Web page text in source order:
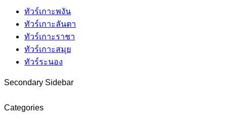
ทัวร์เกาะพงัน
ทัวร์เกาะลันตา
ทัวร์เกาะราชา
ทัวร์เกาะสมุย
ทัวร์ระนอง
Secondary Sidebar
Categories